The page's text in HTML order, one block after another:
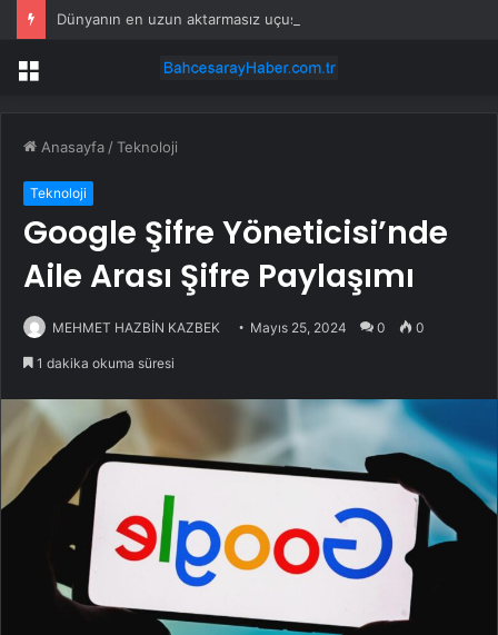
Menü
Anasayfa /Teknoloji
Teknoloji
Google Şifre Yöneticisi’nde
Aile Arası Şifre Paylaşımı
MEHMET HAZBİN KAZBEK Mayıs 25, 2024 0 0
1 dakika okuma süresi